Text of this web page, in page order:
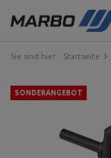
Sie sind hier: Startseite
SONDERANGEBOT